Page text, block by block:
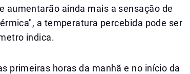
aumentarão ainda mais a sensação de
a temperatura percebida pode ser
indica.
primeiras horas da manhã e no início da